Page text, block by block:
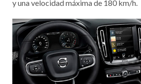
y una velocidad máxima de 180 km/h.